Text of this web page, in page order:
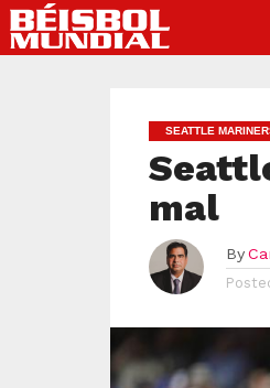
SEATTLE
mal
By